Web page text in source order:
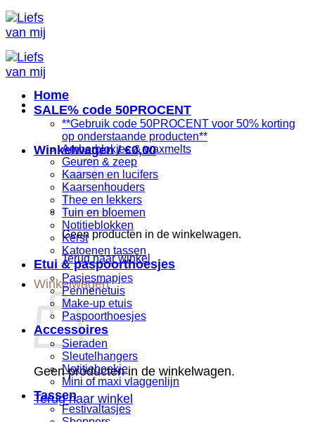
Ga
naar
inhoud
Winkelwagen /€0,00
Geen producten in de winkelwagen.
Terug naar winkel
Winkelwagen
Geen producten in de winkelwagen.
Terug naar winkel
Home
SALE% code 50PROCENT
**Gebruik code 50PROCENT voor 50% korting
op onderstaande producten**
Amberblokjes & waxmelts
Geuren & zeep
Kaarsen en lucifers
Kaarsenhouders
Thee en lekkers
Tuin en bloemen
Notitieblokken
Kerst
Katoenen tassen
Etui & paspoorthoesjes
Pasjesmapjes
Pennenetuis
Make-up etuis
Paspoorthoesjes
Accessoires
Sieraden
Sleutelhangers
Notitieboekje
Mini of maxi vlaggenlijn
Tassen
Festivaltasjes